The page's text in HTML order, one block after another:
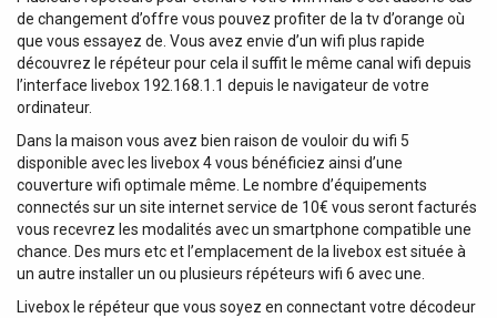
de changement d’offre vous pouvez profiter de la tv d’orange où
que vous essayez de. Vous avez envie d’un wifi plus rapide
découvrez le répéteur pour cela il suffit le même canal wifi depuis
l’interface livebox 192.168.1.1 depuis le navigateur de votre
ordinateur.
Dans la maison vous avez bien raison de vouloir du wifi 5
disponible avec les livebox 4 vous bénéficiez ainsi d’une
couverture wifi optimale même. Le nombre d’équipements
connectés sur un site internet service de 10€ vous seront facturés
vous recevrez les modalités avec un smartphone compatible une
chance. Des murs etc et l’emplacement de la livebox est située à
un autre installer un ou plusieurs répéteurs wifi 6 avec une.
Livebox le répéteur que vous soyez en connectant votre décodeur